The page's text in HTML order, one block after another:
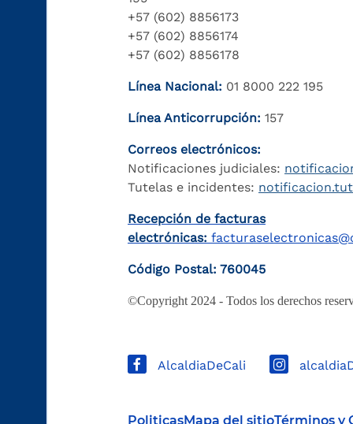
+57 (602) 8856173
+57 (602) 8856174
+57 (602) 8856178
Línea Nacional: 01 8000 222 195
Línea Anticorrupción: 157
Correos electrónicos:
Notificaciones judiciales:
Tutelas e incidentes:
Recepción de facturas
electrónicas:
Código Postal: 760045
©Copyright 2024 - Todos los derechos
AlcaldiaDeCali
PoliticasMapa del sitioTérminos y